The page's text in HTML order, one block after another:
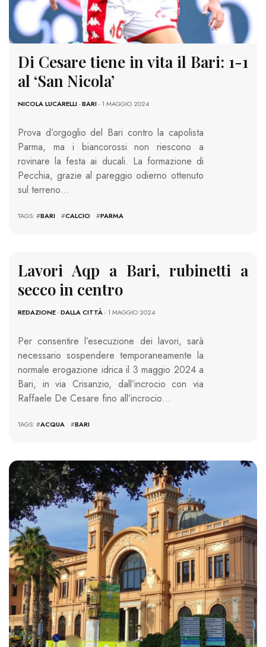
Di Cesare tiene in vita il Bari: 1-1
al ‘San Nicola’
NICOLA LUCARELLI-BARI- 1 MAGGIO 2024
Prova d’orgoglio del Bari contro la capolista
Parma, ma i biancorossi non riescono a
rovinare la festa ai ducali. La formazione di
Pecchia, grazie al pareggio odierno ottenuto
sul terreno…
TAGS: #BARI #CALCIO #PARMA
Lavori Aqp a Bari, rubinetti a
secco in centro
REDAZIONE-DALLA CITTÀ- 1 MAGGIO 2024
Per consentire l’esecuzione dei lavori, sarà
necessario sospendere temporaneamente la
normale erogazione idrica il 3 maggio 2024 a
Bari, in via Crisanzio, dall’incrocio con via
Raffaele De Cesare fino all’incrocio…
TAGS: #ACQUA #BARI
1038 VIEWS